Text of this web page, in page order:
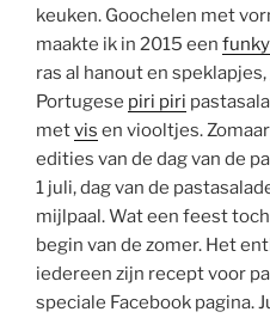
keuken. Goochelen met
maakte ik in 2015 een
ras al hanout en
Portugese piri piri
metvis en viooltjes.
edities van de dag van de
1 juli, dag van de
mijlpaal. Wat een feest
begin van de zomer. Het
iedereen zijn recept voor
speciale Facebook pagina.